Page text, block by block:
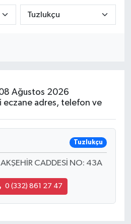
Ağustos 2026
eczane adres, telefon ve
Tuzlukçu
CADDESİ NO: 43A
0 (332) 861 27 47